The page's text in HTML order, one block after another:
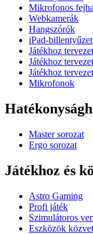
Mikrofonos
Webkamerák
Hangszórók
iPad-
Játékhoz
Játékhoz
Játékhoz
Mikrofonok
Master sorozat
Ergo sorozat
Játékhoz és
Astro Gaming
Profi játék
Szimulátoros
Eszközök